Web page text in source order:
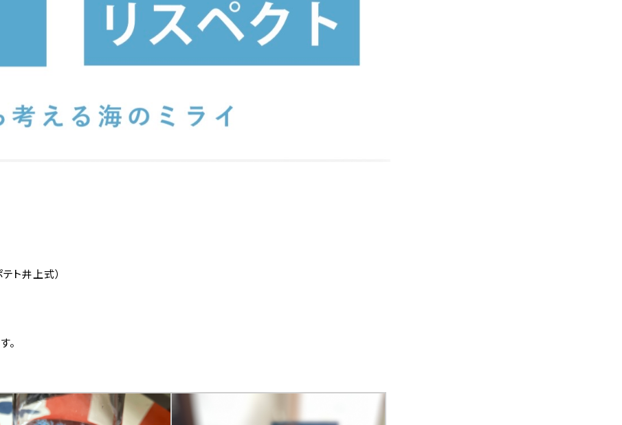
ト井上式）
。